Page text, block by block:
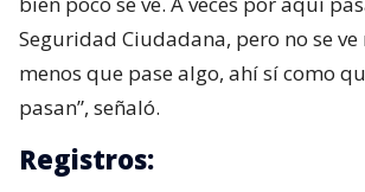
Seguridad Ciudadana, pero no se ve
menos que pase algo, ahí sí como
pasan”, señaló.
Registros: